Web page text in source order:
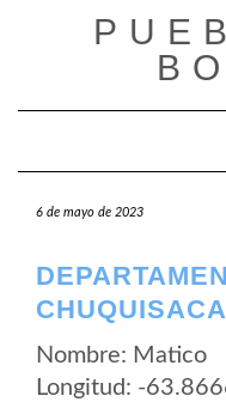
6 de mayo de 2023
Nombre: Matico
Longitud: -